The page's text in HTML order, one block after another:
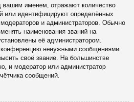
вашим именем, отражают количество
или идентифицируют определённых
и администраторов. Обычно
наименования званий на
её администратором.
конференцию ненужными сообщениями
своё звание. На большинстве
и модератор или администратор
сообщений.